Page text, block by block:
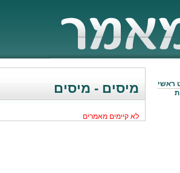
מיסים - מיסים
לא קיימים מאמרים
ראשי